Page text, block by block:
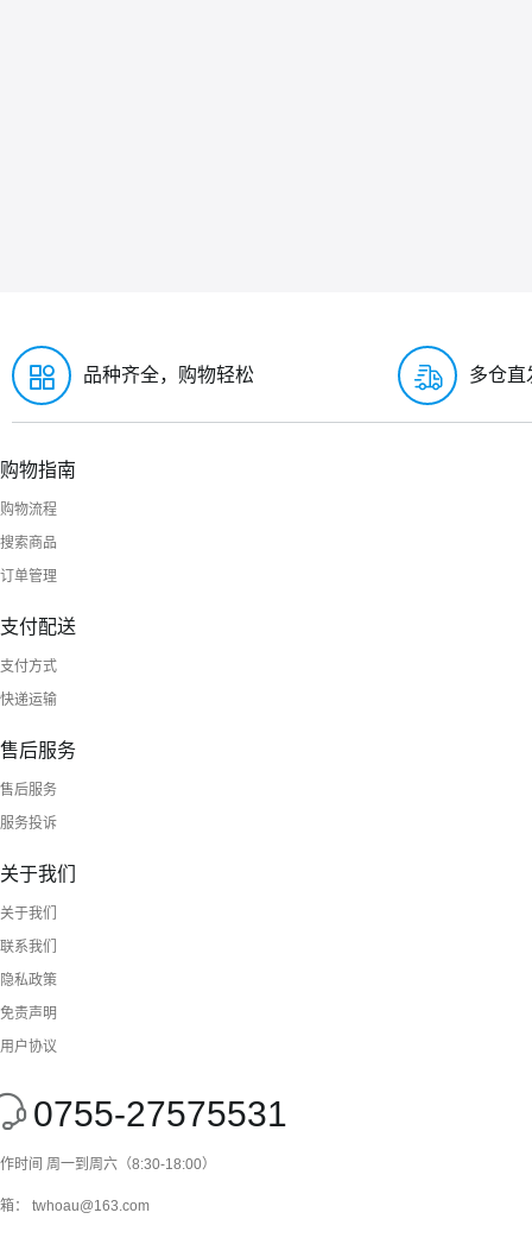
品种齐全，购物轻松 多仓直
购物指南
购物流程
搜索商品
订单管理
支付配送
支付方式
快递运输
售后服务
售后服务
服务投诉
关于我们
关于我们
联系我们
隐私政策
免责声明
用户协议
0755-27575531
时间 周一到周六（8:30-18:00）
： twhoau@163.com